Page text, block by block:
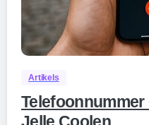
Artikels
Telefoonnummer